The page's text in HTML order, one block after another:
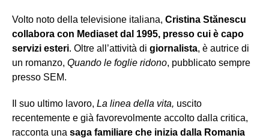
Volto noto della televisione italiana, Cristina Stănescu
collabora con Mediaset dal 1995, presso cui è capo
servizi esteri. Oltre all’attività di giornalista, è autrice di
un romanzo, Quando le foglie ridono, pubblicato sempre
presso SEM.
Il suo ultimo lavoro, La linea della vita, uscito
recentemente e già favorevolmente accolto dalla critica,
racconta una saga familiare che inizia dalla Romania